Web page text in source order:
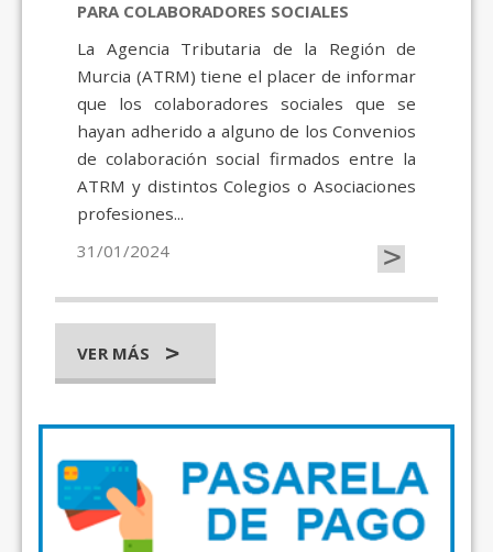
PARA COLABORADORES SOCIALES
La Agencia Tributaria de la Región de
Murcia (ATRM) tiene el placer de informar
que los colaboradores sociales que se
hayan adherido a alguno de los Convenios
de colaboración social firmados entre la
ATRM y distintos Colegios o Asociaciones
profesiones...
31/01/2024
>
VER MÁS